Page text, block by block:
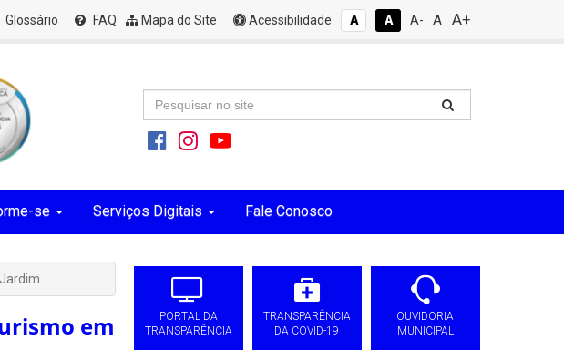
Glossário FAQ Mapa do Site Acessibilidade A A A- A A+
se Serviços Digitais Fale Conosco
em
PORTAL DA
TRANSPARÊNCIA
TRANSPARÊNCIA
DA COVID-19
OUVIDORIA
MUNICIPAL